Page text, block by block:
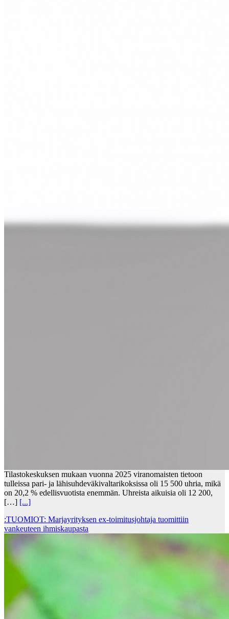
Tilastokeskuksen mukaan vuonna 2025 viranomaisten tietoon
tulleissa pari- ja lähisuhdeväkivaltarikoksissa oli 15 500 uhria, mikä
on 20,2 % edellisvuotista enemmän. Uhreista aikuisia oli 12 200,
[…] [...]
:TUOMIOT: Marjayrityksen ex-toimitusjohtaja tuomittiin
vankeuteen ihmiskaupasta